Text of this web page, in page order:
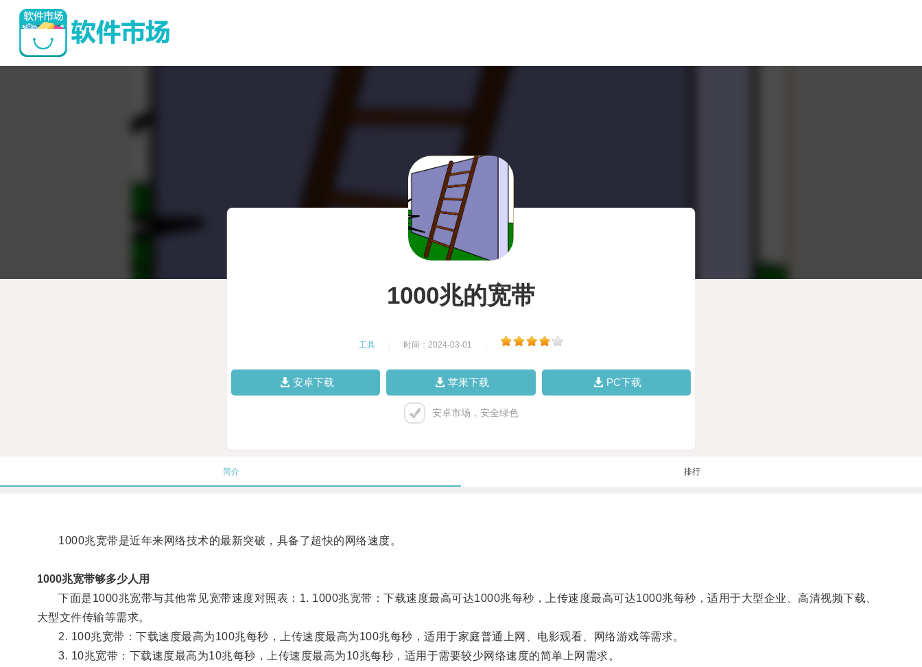
1000兆的宽带
工具 时间：2024-03-01
安卓下载 苹果下载 PC下载
安卓市场，安全绿色
简介 排行
1000兆宽带是近年来网络技术的最新突破，具备了超快的网络速度。
1000兆宽带够多少人用
下面是1000兆宽带与其他常见宽带速度对照表：1. 1000兆宽带：下载速度最高可达1000兆每秒，上传速度最高可达1000兆每秒，适用于大型企业、高清视频下载、
大型文件传输等需求。
2. 100兆宽带：下载速度最高为100兆每秒，上传速度最高为100兆每秒，适用于家庭普通上网、电影观看、网络游戏等需求。
3. 10兆宽带：下载速度最高为10兆每秒，上传速度最高为10兆每秒，适用于需要较少网络速度的简单上网需求。